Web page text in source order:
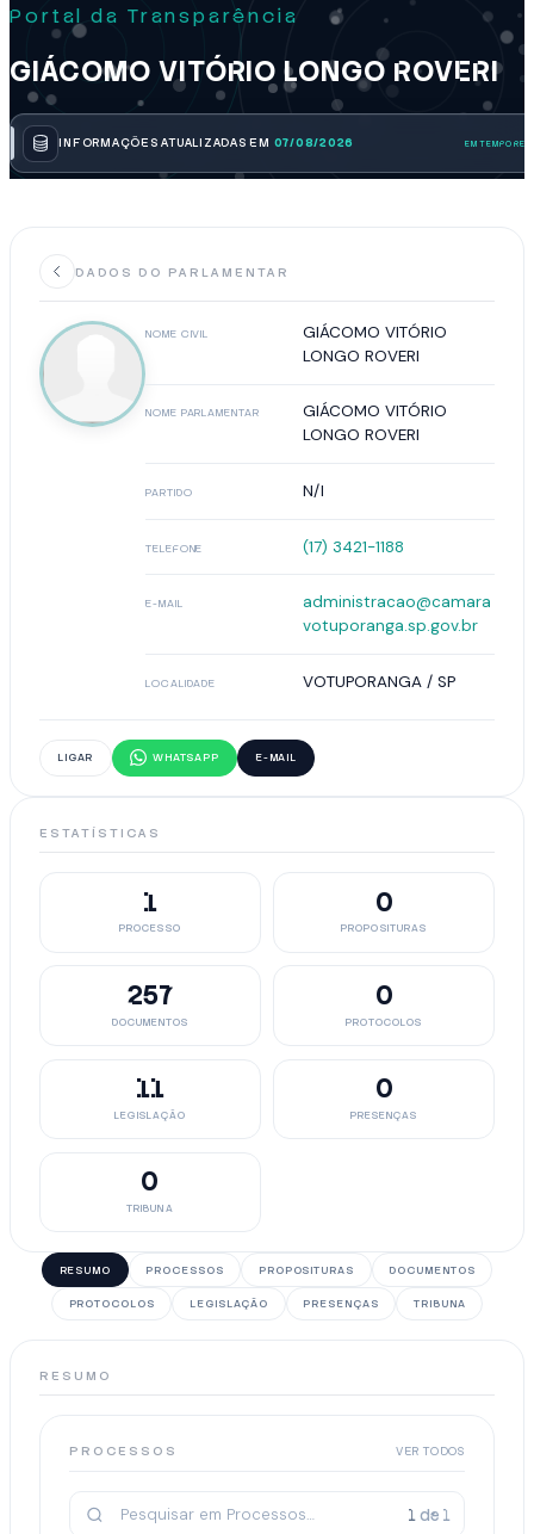
Portal da Transparência
GIÁCOMO VITÓRIO LONGO ROVERI
INFORMAÇÕES ATUALIZADAS EM 07/08/2026
DADOS DO PARLAMENTAR
NOME CIVIL
GIÁCOMO VITÓRIO
LONGO ROVERI
NOME PARLAMENTAR
GIÁCOMO VITÓRIO
LONGO ROVERI
PARTIDO N/I
TELEFONE (17) 3421-1188
E-MAIL
administracao@camara
votuporanga.sp.gov.br
LOCALIDADE VOTUPORANGA / SP
LIGAR WHATSAPP E-MAIL
ESTATÍSTICAS
1
PROCESSO
0
PROPOSITURAS
257
DOCUMENTOS
0
PROTOCOLOS
11
LEGISLAÇÃO
0
PRESENÇAS
0
TRIBUNA
RESUMO PROCESSOS PROPOSITURAS DOCUMENTOS
PROTOCOLOS LEGISLAÇÃO PRESENÇAS TRIBUNA
RESUMO
PROCESSOS VER TODOS
1 de 1